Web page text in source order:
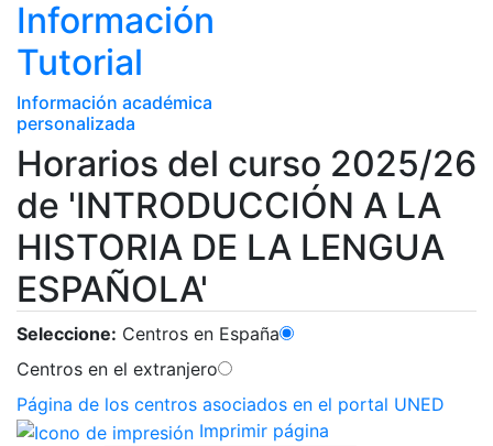
Información
Tutorial
Información académica
personalizada
Horarios del curso 2025/26
de 'INTRODUCCIÓN A LA
HISTORIA DE LA LENGUA
ESPAÑOLA'
Seleccione: Centros en España
Centros en el extranjero
Página de los centros asociados en el portal UNED
Imprimir página